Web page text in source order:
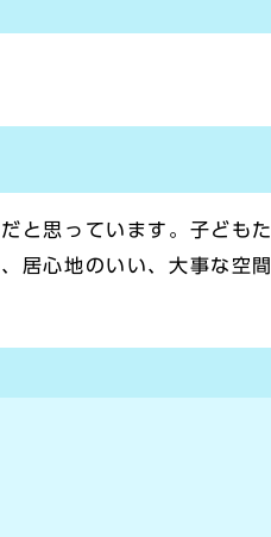
と思っています。子どもた
居心地のいい、大事な空間